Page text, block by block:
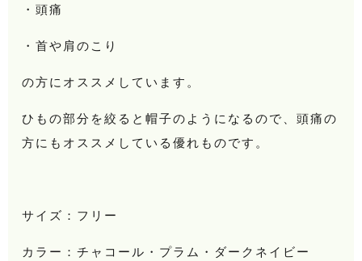
・頭痛
・首や肩のこり
の方にオススメしています。
ひもの部分を絞ると帽子のようになるので、頭痛の
方にもオススメしている優れものです。
サイズ：フリー
カラー：チャコール・プラム・ダークネイビー